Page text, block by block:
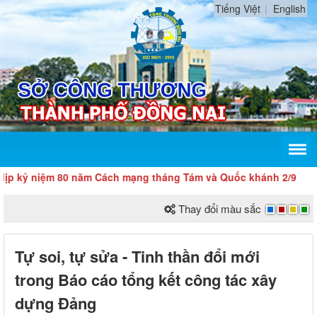
Tiếng Việt English
80 năm Cách mạng tháng Tám và Quốc khánh 2/9
Thay đổi màu sắc
Tự soi, tự sửa - Tinh thần đổi mới
trong Báo cáo tổng kết công tác xây
dựng Đảng